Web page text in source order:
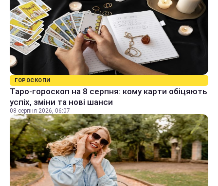
ГОРОСКОПИ
Таро-гороскоп на 8 серпня: кому карти обіцяють
успіх, зміни та нові шанси
08 серпня 2026, 06:07